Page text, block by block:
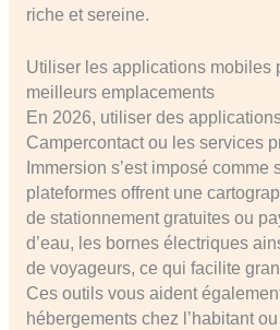
riche et sereine.
Utiliser les applications mobiles
meilleurs emplacements
En 2026, utiliser des
Campercontact ou les services
Immersion s’est imposé comme
plateformes offrent une
de stationnement gratuites ou
d’eau, les bornes électriques
de voyageurs, ce qui facilite
Ces outils vous aident
hébergements chez l’habitant